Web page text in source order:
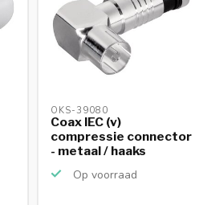
OKS-39080
Coax IEC (v)
compressie connector
- metaal / haaks
Op voorraad